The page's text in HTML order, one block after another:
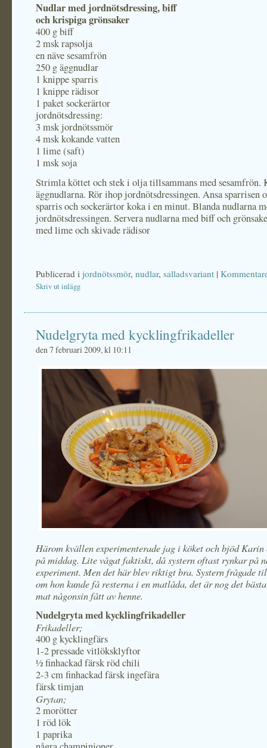
Nudlar med jordnötsdressing, biff
och krispiga grönsaker
400 g biff
2 msk rapsolja
en näve sesamfrön
250 g äggnudlar
1 knippe sparris
1 knippe rädisor
1 paket sockerärtor
jordnötsdressing:
3 msk jordnötssmör
4 msk kokande vatten
1 lime (saft)
1 msk soja
Strimla köttet och stek i olja tillsammans med sesamfrön.
äggnudlarna. Rör ihop jordnötsdressingen. Ansa sparrisen
sparris och sockerärtor koka i en minut. Blanda nudlarna
jordnötsdressingen. Servera nudlarna med biff och
med lime och skivade rädisor
Publicerad i jordnötssmör, nudlar, salladsvariant |
Skriv ut inlägg
Nudelgryta med kycklingfrikadeller
den 7 februari 2009, kl 10:11
Härom kvällen experimenterade jag i köket och bjöd Karin
på middag. Lite vågat faktiskt, då systern oftast rynkar på
experiment. Men det här blev riktigt bra. Systern frågade
om hon kunde få resterna i en matlåda, det är nog det
mat någonsin fått av henne.
Nudelgryta med kycklingfrikadeller
Frikadeller;
400 g kycklingfärs
1-2 pressade vitlöksklyftor
½ finhackad färsk röd chili
2-3 cm finhackad färsk ingefära
färsk timjan
Grytan;
2 morötter
1 röd lök
1 paprika